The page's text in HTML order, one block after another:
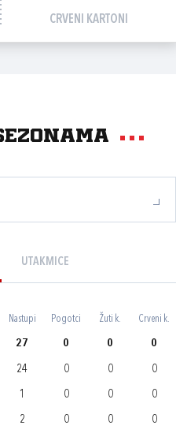
CRVENI KARTONI
UTAKMICE
Nastupi Pogotci Žuti k. Crveni k.
27 0 0 0
24 0 0 0
1 0 0 0
2 0 0 0